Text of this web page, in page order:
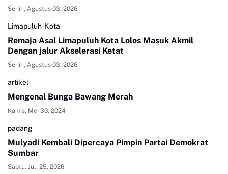
Senin, Agustus 03, 2026
Limapuluh-Kota
Remaja Asal Limapuluh Kota Lolos Masuk Akmil
Dengan jalur Akselerasi Ketat
Senin, Agustus 03, 2026
artikel
Mengenal Bunga Bawang Merah
Kamis, Mei 30, 2024
padang
Mulyadi Kembali Dipercaya Pimpin Partai Demokrat
Sumbar
Sabtu, Juli 25, 2026